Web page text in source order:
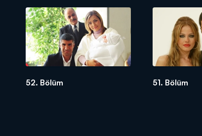
52. Bölüm 51. Bölüm